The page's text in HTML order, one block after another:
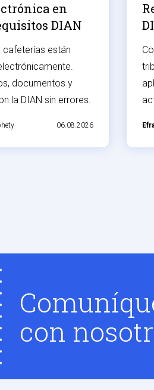
en
DIAN
cafeterías están
documentos y
la DIAN sin errores.
06.08.2026
con